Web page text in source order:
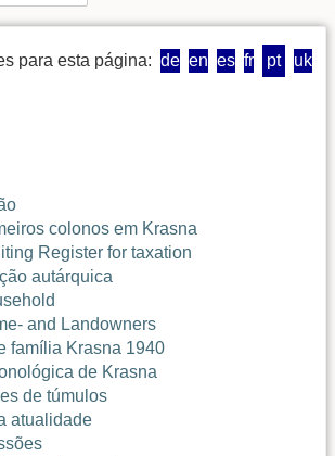
para esta página: de en es fr pt
uk
colonos em Krasna
Register for taxation
autárquica
and Landowners
família Krasna 1940
de Krasna
de túmulos
atualidade